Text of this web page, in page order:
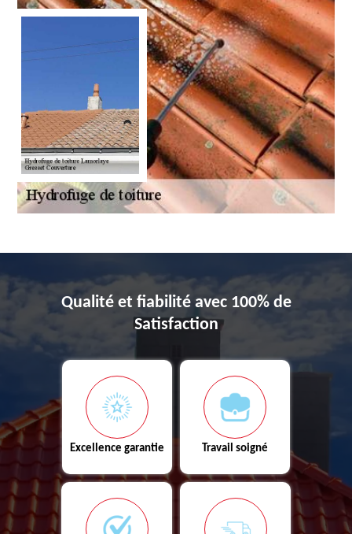
Qualité et fiabilité avec 100% de
Satisfaction
Excellence garantie Travail soigné